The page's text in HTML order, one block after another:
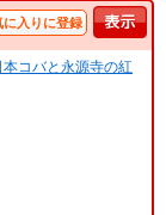
に入りに登録
コバと永源寺の紅